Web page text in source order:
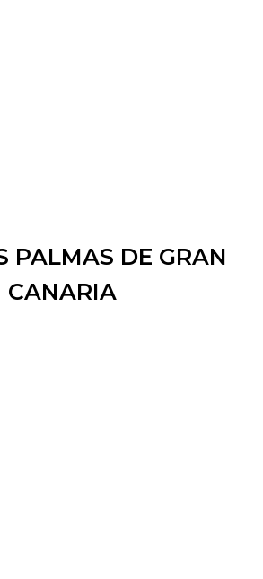
PALMAS DE GRAN
CANARIA